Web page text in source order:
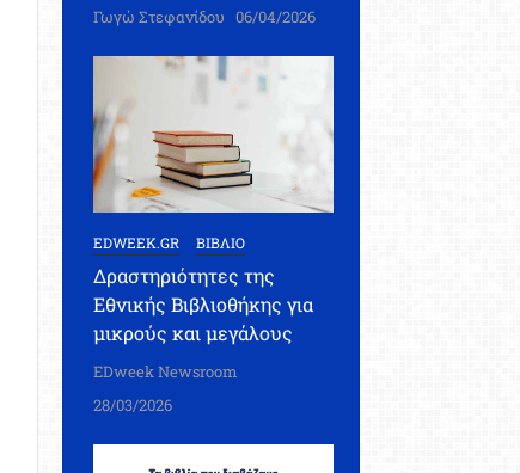
Γωγώ Στεφανίδου 06/04/2026
EDWEEK.GR ΒΙΒΛΙΟ
Δραστηριότητες της
Εθνικής Βιβλιοθήκης για
μικρούς και μεγάλους
EDweek Newsroom
28/03/2026